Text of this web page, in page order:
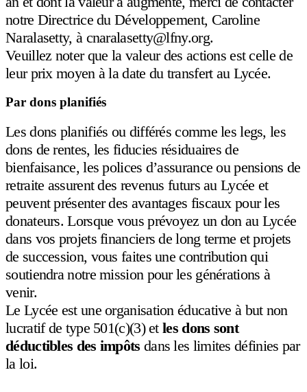
notre Directrice du Développement, Caroline
Naralasetty, à cnaralasetty@lfny.org.
Veuillez noter que la valeur des actions est celle de
leur prix moyen à la date du transfert au Lycée.
Par dons planifiés
Les dons planifiés ou différés comme les legs, les
dons de rentes, les fiducies résiduaires de
bienfaisance, les polices d’assurance ou pensions de
retraite assurent des revenus futurs au Lycée et
peuvent présenter des avantages fiscaux pour les
donateurs. Lorsque vous prévoyez un don au Lycée
dans vos projets financiers de long terme et projets
de succession, vous faites une contribution qui
soutiendra notre mission pour les générations à
venir.
Le Lycée est une organisation éducative à but non
lucratif de type 501(c)(3) etles dons sont
déductibles des impôts dans les limites définies par
la loi.